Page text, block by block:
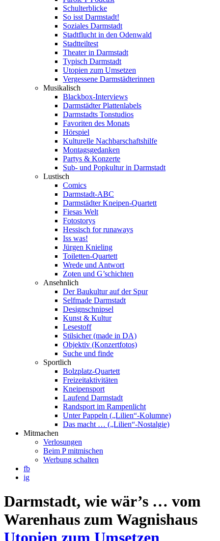
Schulterblicke
So isst Darmstadt!
Soziales Darmstadt
Stadtflucht in den Odenwald
Stadtteiltest
Theater in Darmstadt
Typisch Darmstadt
Utopien zum Umsetzen
Vergessene Darmstädterinnen
Musikalisch
Blackbox-Interviews
Darmstädter Plattenlabels
Darmstadts Tonstudios
Favoriten des Monats
Hörspiel
Kulturelle Nachbarschaftshilfe
Montagsgedanken
Partys & Konzerte
Sub- und Popkultur in Darmstadt
Lustisch
Comics
Darmstadt-ABC
Darmstädter Kneipen-Quartett
Fiesas Welt
Fotostorys
Hessisch for runaways
Iss was!
Jürgen Knieling
Toiletten-Quartett
Wrede und Antwort
Zoten und G’schichten
Ansehnlich
Der Baukultur auf der Spur
Selfmade Darmstadt
Designschnipsel
Kunst & Kultur
Lesestoff
Stilsicher (made in DA)
Objektiv (Konzertfotos)
Suche und finde
Sportlich
Bolzplatz-Quartett
Freizeitaktivitäten
Kneipensport
Laufend Darmstadt
Randsport im Rampenlicht
Unter Pappeln („Lilien“-Kolumne)
Das macht … („Lilien“-Nostalgie)
Mitmachen
Verlosungen
Beim P mitmischen
Werbung schalten
fb
ig
Darmstadt, wie wär’s … vom
Warenhaus zum Wagnishaus